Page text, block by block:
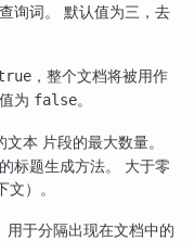
询词。 默认值为三，去
，整个文档将被用作
为 false。
文本 片段的最大数量。
标题生成方法。 大于零
）。
用于分隔出现在文档中的